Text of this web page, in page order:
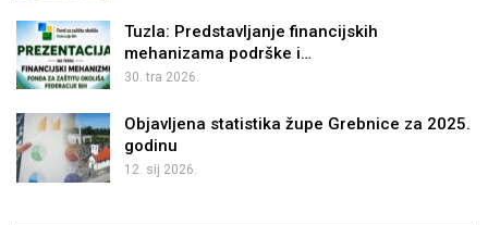
Tuzla: Predstavljanje financijskih
mehanizama podrške i…
30. tra 2026.
Objavljena statistika župe Grebnice za 2025.
godinu
12. sij 2026.